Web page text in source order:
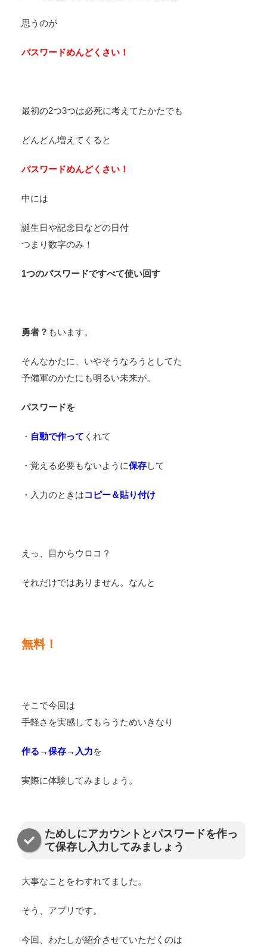
思うのが
パスワードめんどくさい！
最初の2つ3つは必死に考えてたかたでも
どんどん増えてくると
パスワードめんどくさい！
中には
誕生日や記念日などの日付
つまり数字のみ！
1つのパスワードですべて使い回す
勇者？ もいます。
そんなかたに、いやそうなろうとしてた
予備軍のかたにも明るい未来が。
パスワードを
・ 自動で作って くれて
・覚える必要もないように保存して
・入力のときはコピー＆貼り付け
えっ、目からウロコ？
それだけではありません。なんと
無料！
そこで今回は
手軽さを実感してもらうためいきなり
作る→保存→入力を
実際に体験してみましょう。
ためしにアカウントとパスワードを作っ
て保存し入力してみましょう
大事なことをわすれてました。
そう、アプリです。
今回、わたしが紹介させていただくのは